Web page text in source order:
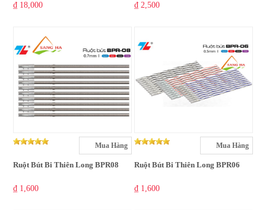
₫ 18,000 ₫ 2,500
Mua Hàng
Ruột Bút Bi Thiên Long BPR08
₫ 1,600
Mua Hàng
Ruột Bút Bi Thiên Long BPR06
₫ 1,600